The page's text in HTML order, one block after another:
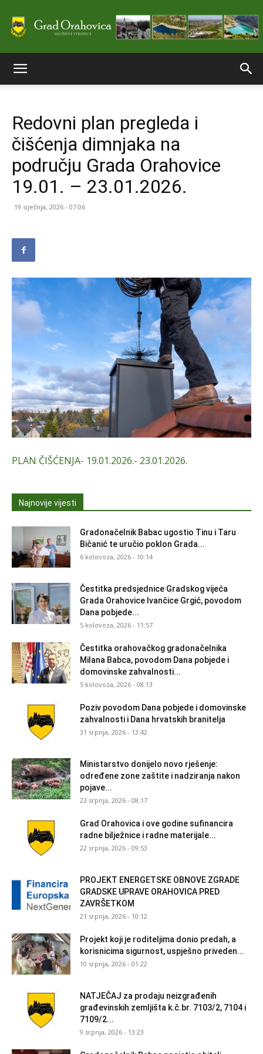
stranice
Grada
Redovni plan pregleda i
čišćenja dimnjaka na
području Grada Orahovice
19.01. – 23.01.2026.
19 siječnja, 2026 - 07:06
PLAN ČIŠĆENJA- 19.01.2026.- 23.01.2026.
Najnovije vijesti
Gradonačelnik Babac ugostio Tinu i Taru
Bičanić te uručio poklon Grada...
6 kolovoza, 2026 - 10:14
Čestitka predsjednice Gradskog vijeća
Grada Orahovice Ivančice Grgić, povodom
Dana pobjede...
5 kolovoza, 2026 - 11:57
Čestitka orahovačkog gradonačelnika
Milana Babca, povodom Dana pobjede i
domovinske zahvalnosti...
5 kolovoza, 2026 - 08:13
Poziv povodom Dana pobjede i domovinske
zahvalnosti i Dana hrvatskih branitelja
31 srpnja, 2026 - 13:42
Ministarstvo donijelo novo rješenje:
određene zone zaštite i nadziranja nakon
pojave...
23 srpnja, 2026 - 08:17
Grad Orahovica i ove godine sufinancira
radne bilježnice i radne materijale...
22 srpnja, 2026 - 09:53
PROJEKT ENERGETSKE OBNOVE ZGRADE
GRADSKE UPRAVE ORAHOVICA PRED
ZAVRŠETKOM
21 srpnja, 2026 - 10:12
Projekt koji je roditeljima donio predah, a
korisnicima sigurnost, uspješno priveden...
10 srpnja, 2026 - 01:22
NATJEČAJ za prodaju neizgrađenih
građevinskih zemljišta k.č.br. 7103/2, 7104 i
7109/2...
9 srpnja, 2026 - 13:23